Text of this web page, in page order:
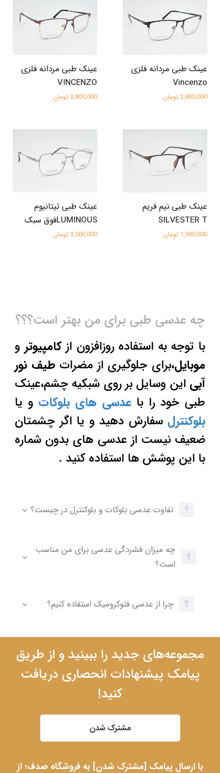
عینک طبی مردانه فلزی
Vincenzo
2,800,000 تومان
عینک طبی مردانه فلزی
VINCENZO
2,800,000 تومان
عینک طبی نیم فریم
SILVESTER T
1,900,000 تومان
عینک طبی تیتانیوم
LUMINOUSفوق سبک
3,500,000 تومان
چه عدسی طبی برای من بهتر است؟؟؟
با توجه به استفاده روزافزون ازکامپیوتر و
موبایل،برای جلوگیری از مضرات طیف نور
آبی این وسایل بر روی شبکیه چشم،عینک
طبی خود را باعدسی های بلوکات و یا
بلوکنترل سفارش دهید و یا اگر چشمتان
ضعیف نیست از عدسی های بدون شماره
با این پوشش ها استفاده کنید .
تفاوت عدسی بلوکات و بلوکنترل در چیست؟
چه میزان فشردگی عدسی برای من مناسب
است؟
چرا از عدسی فتوکرومیک استفاده کنیم؟
مجموعه‌های جدید را ببینید و از طریق
پیامک پیشنهادات انحصاری دریافت
کنید!
مشترک شدن
با ارسال پیامک [مشترک شدن] به فروشگاه صدف؛ از